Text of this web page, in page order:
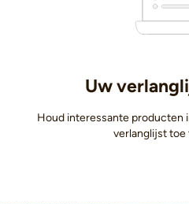
Uw
Houd interessante producten
verlanglijst toe